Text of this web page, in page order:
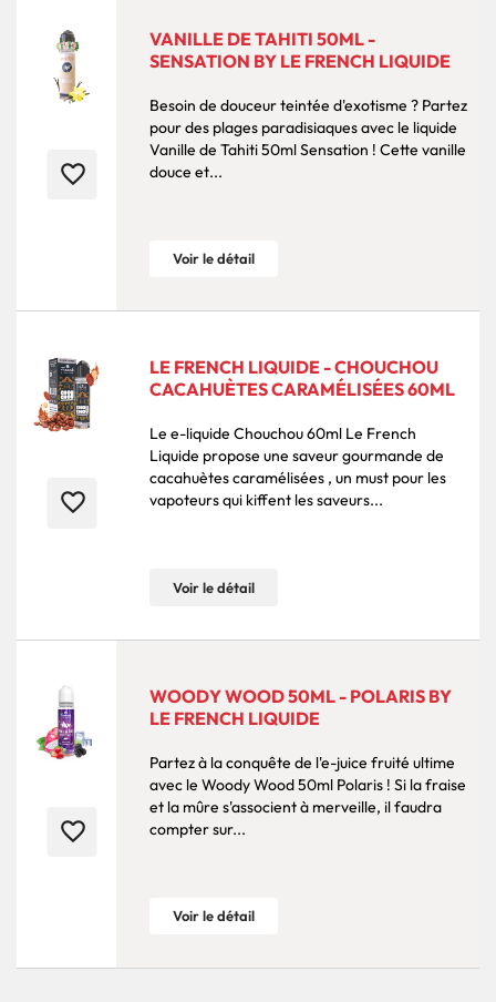
favorite_border
VANILLE DE TAHITI 50ML -
SENSATION BY LE FRENCH LIQUIDE
Besoin de douceur teintée d'exotisme ? Partez
pour des plages paradisiaques avec le liquide
Vanille de Tahiti 50ml Sensation ! Cette vanille
douce et...
Voir le détail
favorite_border
LE FRENCH LIQUIDE - CHOUCHOU
CACAHUÈTES CARAMÉLISÉES 60ML
Le e-liquide Chouchou 60ml Le French
Liquide propose une saveur gourmande de
cacahuètes caramélisées , un must pour les
vapoteurs qui kiffent les saveurs...
Voir le détail
favorite_border
WOODY WOOD 50ML - POLARIS BY
LE FRENCH LIQUIDE
Partez à la conquête de l'e-juice fruité ultime
avec le Woody Wood 50ml Polaris ! Si la fraise
et la mûre s'associent à merveille, il faudra
compter sur...
Voir le détail